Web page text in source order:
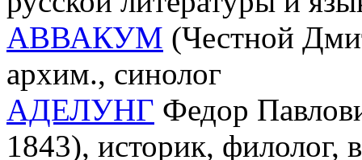
АВВАКУМ (Честной
архим., синолог
АДЕЛУНГ Федор
1843), историк, филолог,